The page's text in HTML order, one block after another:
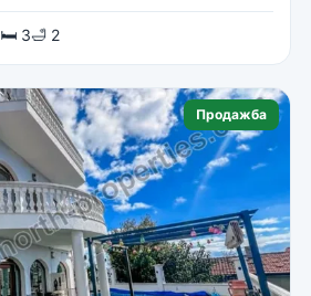
🛏 3🛁 2
Продажба